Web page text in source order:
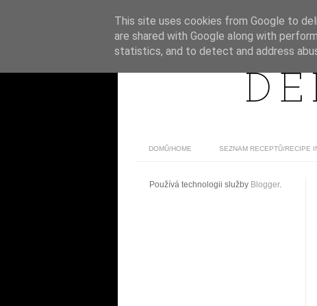
DOMŮ/HOME SEZNAM RECEPTŮ/RECIPE
Používá technologii služby Blogger.
This site uses cookies from Google to
are shared with Google along with
statistics, and to detect and address